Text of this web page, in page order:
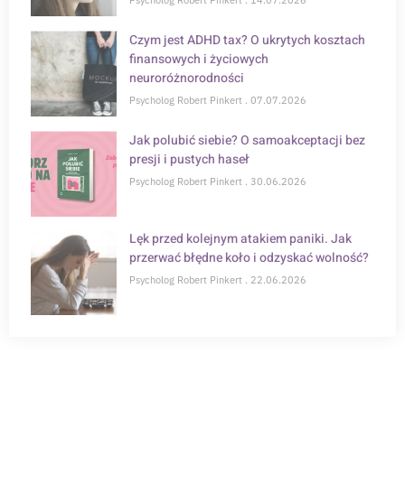
Czym jest ADHD tax? O ukrytych kosztach
finansowych i życiowych
neuroróżnorodności
Psycholog Robert Pinkert 07.07.2026
Jak polubić siebie? O samoakceptacji bez
presji i pustych haseł
Psycholog Robert Pinkert 30.06.2026
Lęk przed kolejnym atakiem paniki. Jak
przerwać błędne koło i odzyskać wolność?
Psycholog Robert Pinkert 22.06.2026